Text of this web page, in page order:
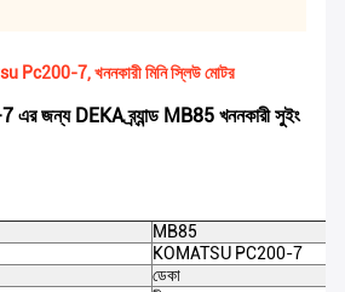
Pc200-7, খননকারী মিনি স্লিউ মোটর
জন্য DEKA ব্র্যান্ড MB85 খননকারী সুইং
MB85
KOMATSU PC200-7
ডেকা